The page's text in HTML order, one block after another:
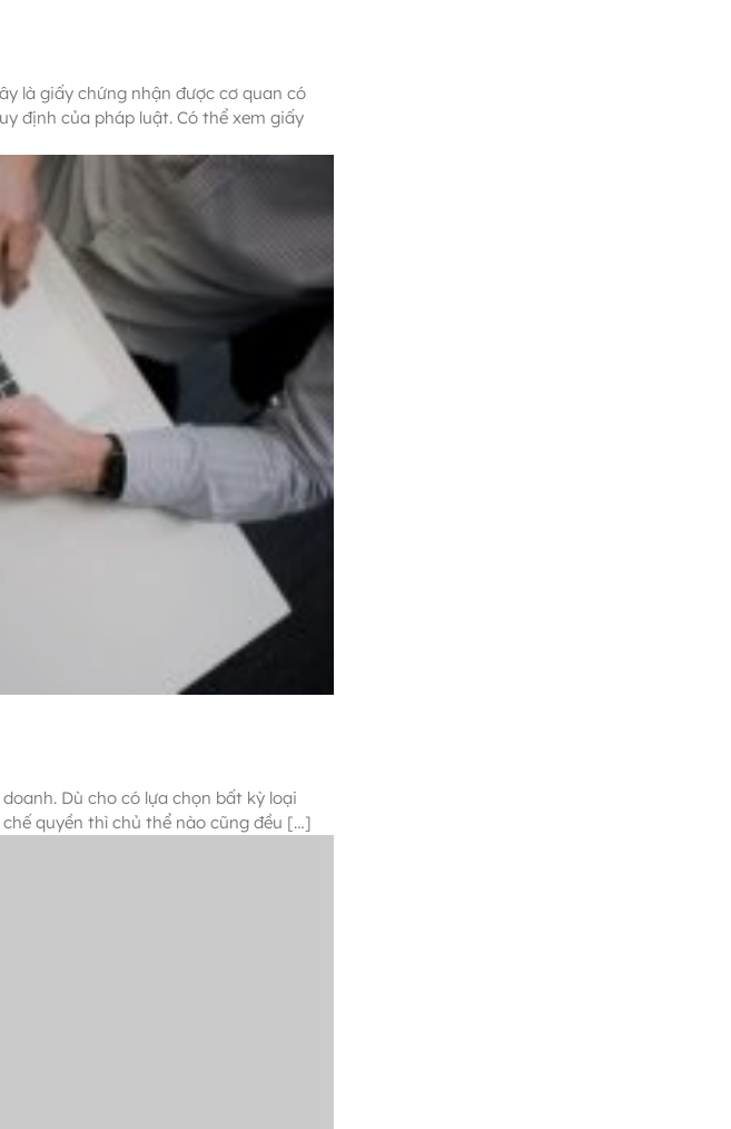
là giấy chứng nhận được cơ quan có
định của pháp luật. Có thể xem giấy
Dù cho có lựa chọn bất kỳ loại
quyền thì chủ thể nào cũng đều […]